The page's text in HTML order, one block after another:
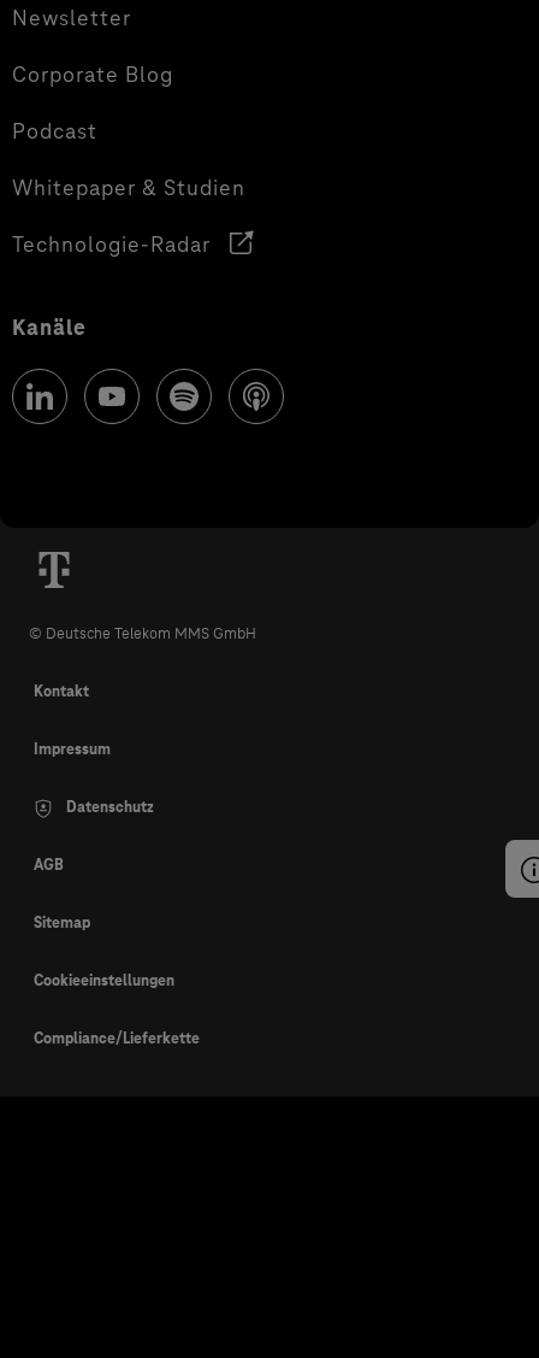
Newsletter
Corporate Blog
Podcast
Whitepaper & Studien
Technologie-Radar
Kanäle
© Deutsche Telekom MMS GmbH
Kontakt
Impressum
Datenschutz
AGB
Sitemap
Cookieeinstellungen
Compliance/Lieferkette